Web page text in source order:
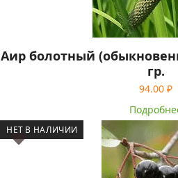
Аир болотный
гр.
94.00 ₽
НЕТ В НАЛИЧИИ